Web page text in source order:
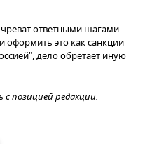
ответными шагами
оформить это как санкции
дело обретает иную
позицией редакции.